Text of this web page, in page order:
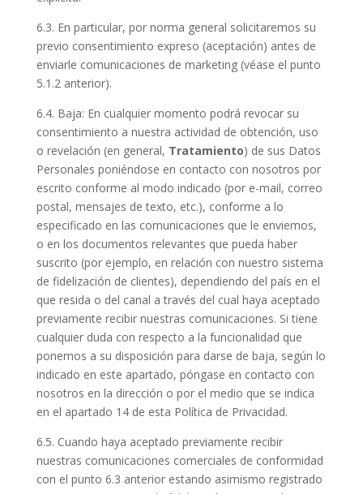
6.3. En particular, por norma general solicitaremos su
previo consentimiento expreso (aceptación) antes de
enviarle comunicaciones de marketing (véase el punto
5.1.2 anterior).
6.4. Baja: En cualquier momento podrá revocar su
consentimiento a nuestra actividad de obtención, uso
o revelación (en general, Tratamiento) de sus Datos
Personales poniéndose en contacto con nosotros por
escrito conforme al modo indicado (por e-mail, correo
postal, mensajes de texto, etc.), conforme a lo
especificado en las comunicaciones que le enviemos,
o en los documentos relevantes que pueda haber
suscrito (por ejemplo, en relación con nuestro sistema
de fidelización de clientes), dependiendo del país en el
que resida o del canal a través del cual haya aceptado
previamente recibir nuestras comunicaciones. Si tiene
cualquier duda con respecto a la funcionalidad que
ponemos a su disposición para darse de baja, según lo
indicado en este apartado, póngase en contacto con
nosotros en la dirección o por el medio que se indica
en el apartado 14 de esta Política de Privacidad.
6.5. Cuando haya aceptado previamente recibir
nuestras comunicaciones comerciales de conformidad
con el punto 6.3 anterior estando asimismo registrado